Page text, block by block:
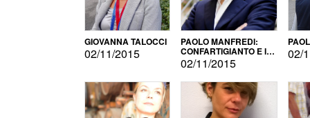
GIOVANNA TALOCCI
02/11/2015
PAOLO MANFREDI:
CONFARTIGIANTO E IL
SONDAGGIO
02/11/2015
02/